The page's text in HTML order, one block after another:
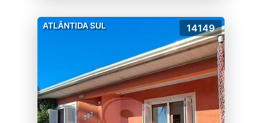
ATLÂNTIDA SUL 14149